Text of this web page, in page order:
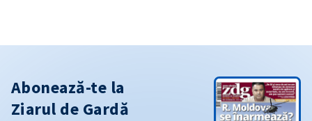
Abonează-te la
Ziarul de Gardă